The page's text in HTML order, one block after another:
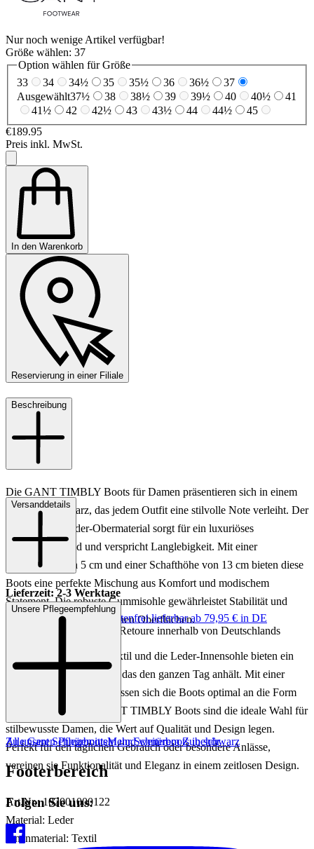
Nur noch wenige Artikel verfügbar!
Größe wählen: 37
Option wählen für Größe
33
34 34½ 35 35½ 36 36½
37
Ausgewählt37½ 38 38½ 39 39½ 40 40½
41
41½
42 42½ 43 43½ 44 44½
45
€189.95
Preis inkl. MwSt.
In den Warenkorb
Reservierung in einer Filiale
Beschreibung
Die GANT TIMBLY Boots für Damen präsentieren sich in einem
eleganten Schwarz, das jedem Outfit eine stilvolle Note verleiht. Der
hochwertige Leder-Obermaterial sorgt für ein luxuriöses
Erscheinungsbild und verspricht Langlebigkeit. Mit einer
Absatzhöhe von 5 cm und einer Schafthöhe von 13 cm bieten diese
Boots eine perfekte Mischung aus Komfort und modischem
Statement. Die robuste Gummisohle gewährleistet Stabilität und
Griffigkeit auf verschiedenen Oberflächen.
Das Innenmaterial aus Textil und die Leder-Innensohle bieten ein
angenehmes Tragegefühl, das den ganzen Tag anhält. Mit einer
Schaftweite von 24 cm passen sich die Boots optimal an die Form
des Beins an. Diese GANT TIMBLY Boots sind die ideale Wahl für
stilbewusste Damen, die Wert auf Qualität und Design legen.
Perfekt für den täglichen Gebrauch oder besondere Anlässe,
vereinen sie Funktionalität und Eleganz in einem zeitlosen Design.
Art.Nr.: 102001000122
Material: Leder
Innenmaterial: Textil
Versanddetails
Lieferzeit: 2-3 Werktage
Keine Versandkosten:
kostenfrei lieferbar ab 79,95 € in DE
Einfache und Kostenlose Retoure innerhalb von Deutschlands
Unsere Pflegeempfehlung
Zu unseren Pflegemitteln und weiterem Zubehör
Alle Gant SchnürbootsMehr Schnürboots in schwarz
Footerbereich
Folgen Sie uns: